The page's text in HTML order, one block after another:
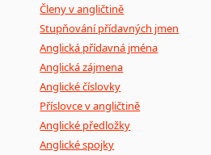
Členy v angličtině
Stupňování přídavných jmen
Anglická přídavná jména
Anglická zájmena
Anglické číslovky
Příslovce v angličtině
Anglické předložky
Anglické spojky